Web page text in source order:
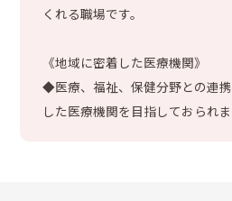
くれる職場です。
《地域に密着した医療機関》
◆医療、福祉、保健分野との連
した医療機関を目指しておられま